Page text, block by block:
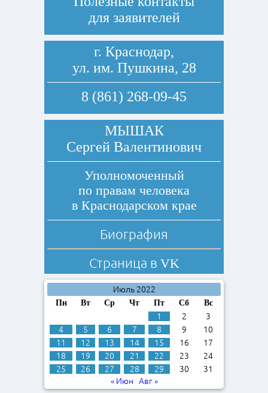
для заявителей
г. Краснодар,
ул. им. Пушкина, 28
8 (861) 268-09-45
МЫШАК
Сергей Валентинович
Уполномоченный
по правам человека
в Краснодарском крае
Биография
Страница в VK
Июль 2022
Пн Вт Ср Чт Пт Сб Вс
1 2
3
4
5 6 7 8 9
10
11
12 13 14 15 16
17
18
19 20 21 22 23
24
25
26 27 28 29 30
31
« Июн
Авг »